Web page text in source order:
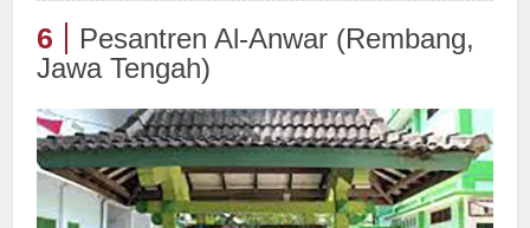
6
Pesantren Al-Anwar (Rembang,
Jawa Tengah)